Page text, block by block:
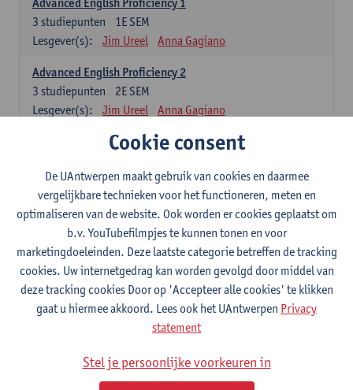
1E SEM
3 studiepunten
Lesgever(s):
Jim Ureel Anna Gagiano
Advanced English Proficiency 2
2E SEM
3 studiepunten
Lesgever(s):
Jim Ureel Anna Gagiano
Communication in English 1: Analysing Texts in Context
Lesgever(s):
Nina Reviers
Anna Gagiano
Donata Lisaite
Spaans: verplichte opleidingsonderdelen
Gramática española 1
1E SEM
3studiepunten
Lesgever(s):
Anne Verhaert
2E SEM
studiepunten
Anne Verhaert
Cookie consent
De UAntwerpen maakt gebruik van cookies en daarmee
vergelijkbare technieken voor het functioneren, meten en
optimaliseren van de website. Ook worden er cookies geplaatst om
b.v. YouTubefilmpjes te kunnen tonen en voor
marketingdoeleinden. Deze laatste categorie betreffen de tracking
cookies. Uw internetgedrag kan worden gevolgd door middel van
deze tracking cookies Door op 'Accepteer alle cookies' te klikken
gaat u hiermee akkoord. Lees ook het UAntwerpen Privacy
statement
Stel je persoonlijke voorkeuren in